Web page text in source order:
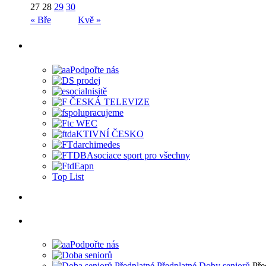
« Bře Kvě »
27 28 29 30
Top List